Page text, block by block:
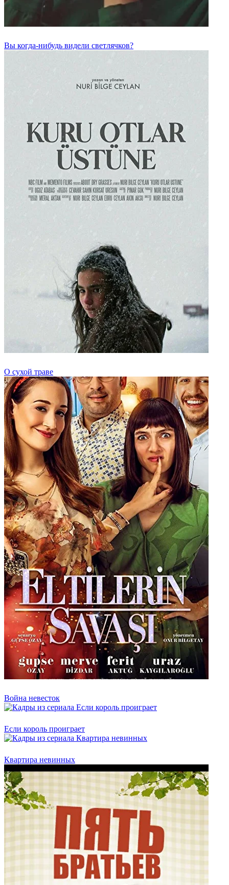
Вы когда-нибудь видели светлячков?
О сухой траве
Война невесток
Если король проиграет
Квартира невинных